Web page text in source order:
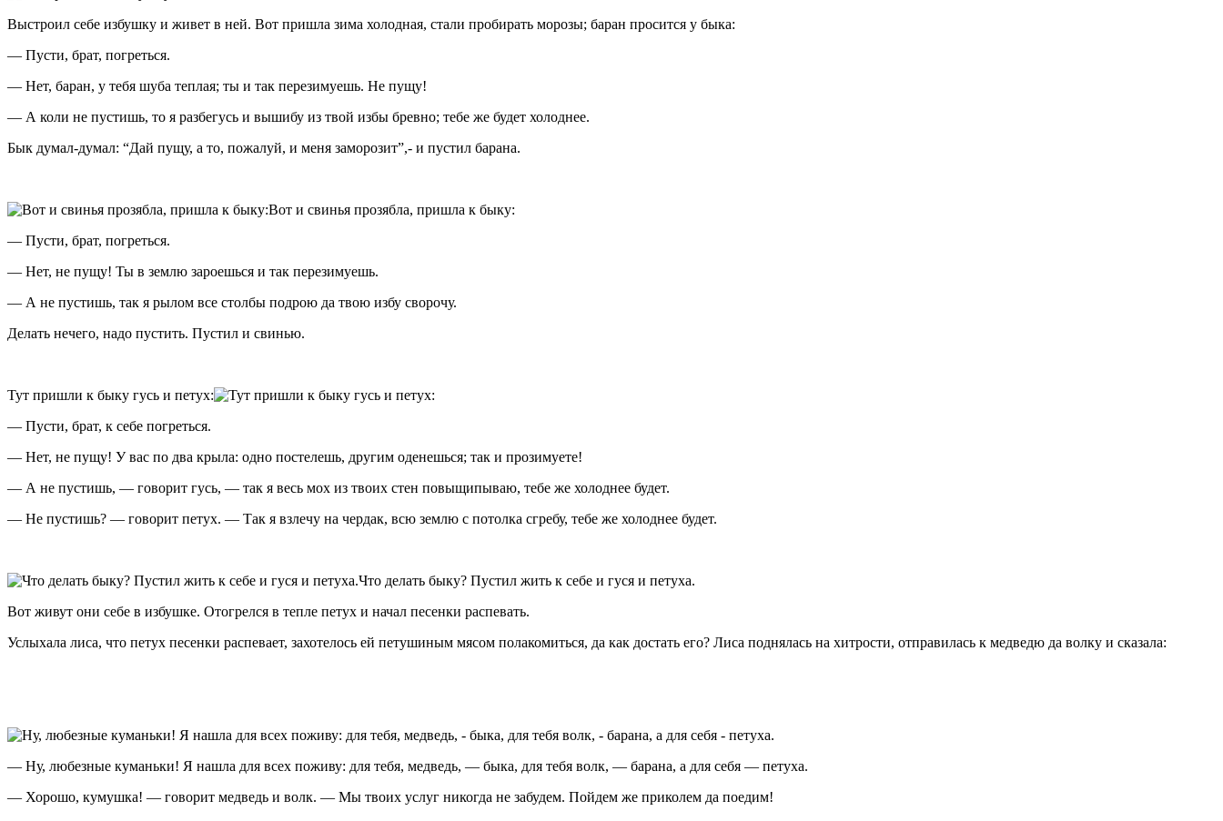
Выстроил себе избушку и живет в ней. Вот пришла зима холодная, стали пробирать морозы; баран просится у быка:
— Пусти, брат, погреться.
— Нет, баран, у тебя шуба теплая; ты и так перезимуешь. Не пущу!
— А коли не пустишь, то я разбегусь и вышибу из твой избы бревно; тебе же будет холоднее.
Бык думал-думал: “Дай пущу, а то, пожалуй, и меня заморозит”,- и пустил барана.
Вот и свинья прозябла, пришла к быку:
— Пусти, брат, погреться.
— Нет, не пущу! Ты в землю зароешься и так перезимуешь.
— А не пустишь, так я рылом все столбы подрою да твою избу сворочу.
Делать нечего, надо пустить. Пустил и свинью.
Тут пришли к быку гусь и петух:
— Пусти, брат, к себе погреться.
— Нет, не пущу! У вас по два крыла: одно постелешь, другим оденешься; так и прозимуете!
— А не пустишь, — говорит гусь, — так я весь мох из твоих стен повыщипываю, тебе же холоднее будет.
— Не пустишь? — говорит петух. — Так я взлечу на чердак, всю землю с потолка сгребу, тебе же холоднее будет.
Что делать быку? Пустил жить к себе и гуся и петуха.
Вот живут они себе в избушке. Отогрелся в тепле петух и начал песенки распевать.
Услыхала лиса, что петух песенки распевает, захотелось ей петушиным мясом полакомиться, да как достать его? Лиса поднялась на хитрости, отправилась к медведю да волку и сказала:
— Ну, любезные куманьки! Я нашла для всех поживу: для тебя, медведь, — быка, для тебя волк, — барана, а для себя — петуха.
— Хорошо, кумушка! — говорит медведь и волк. — Мы твоих услуг никогда не забудем. Пойдем же приколем да поедим!